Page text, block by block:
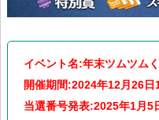
イベント名:年末ツムツム
開催期間:2024年12月26
当選番号発表:2025年1月5